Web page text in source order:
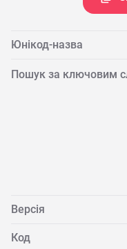
Юнікод-назва
Пошук за ключовим
Версія
Код